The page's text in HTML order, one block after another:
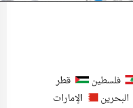
فلسطين
قطر
البحرين الإمارات